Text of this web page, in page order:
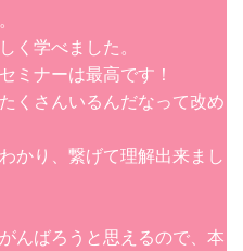
く学べました。
ミナーは最高です！
くさんいるんだなって改め
かり、繋げて理解出来まし
んばろうと思えるので、本